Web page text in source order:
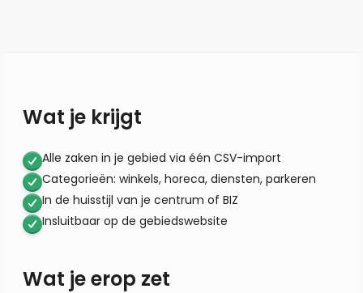
Wat je krijgt
Alle zaken in je gebied via één CSV-import
Categorieën: winkels, horeca, diensten, parkeren
In de huisstijl van je centrum of BIZ
Insluitbaar op de gebiedswebsite
Wat je erop zet